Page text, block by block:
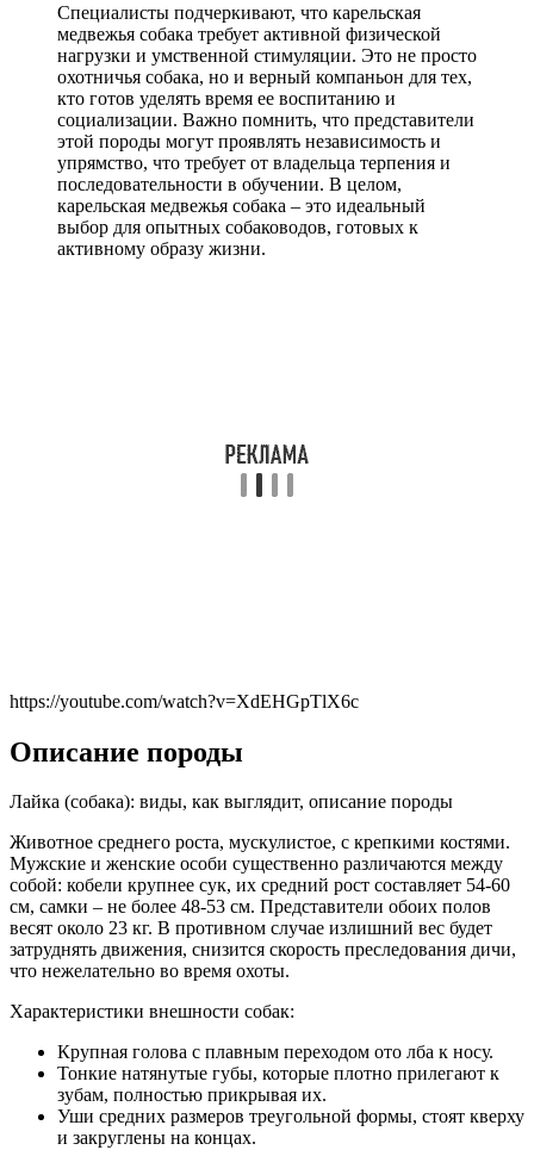
Специалисты подчеркивают, что карельская
медвежья собака требует активной физической
нагрузки и умственной стимуляции. Это не просто
охотничья собака, но и верный компаньон для тех,
кто готов уделять время ее воспитанию и
социализации. Важно помнить, что представители
этой породы могут проявлять независимость и
упрямство, что требует от владельца терпения и
последовательности в обучении. В целом,
карельская медвежья собака – это идеальный
выбор для опытных собаководов, готовых к
активному образу жизни.
https://youtube.com/watch?v=XdEHGpTlX6c
Описание породы
Лайка (собака): виды, как выглядит, описание породы
Животное среднего роста, мускулистое, с крепкими костями.
Мужские и женские особи существенно различаются между
собой: кобели крупнее сук, их средний рост составляет 54-60
см, самки – не более 48-53 см. Представители обоих полов
весят около 23 кг. В противном случае излишний вес будет
затруднять движения, снизится скорость преследования дичи,
что нежелательно во время охоты.
Характеристики внешности собак:
Крупная голова с плавным переходом ото лба к носу.
Тонкие натянутые губы, которые плотно прилегают к
зубам, полностью прикрывая их.
Уши средних размеров треугольной формы, стоят кверху
и закруглены на концах.